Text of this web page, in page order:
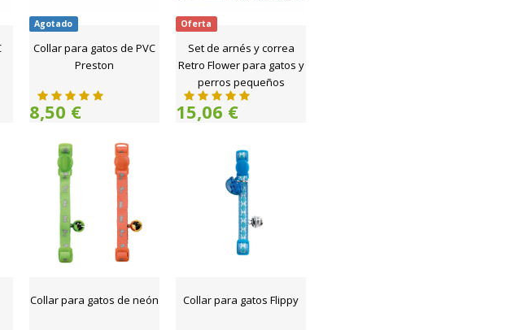
Agotado
Collar para gatos de PVC
Preston
8,50 €
Oferta
Set de arnés y correa
Retro Flower para gatos y
perros pequeños
15,06 €
Collar para gatos de neón Collar para gatos Flippy